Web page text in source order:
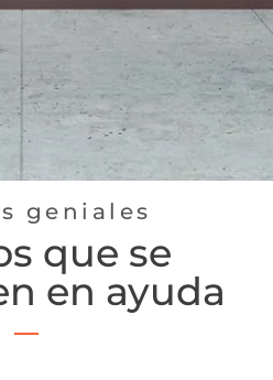
geniales
que se
en ayuda